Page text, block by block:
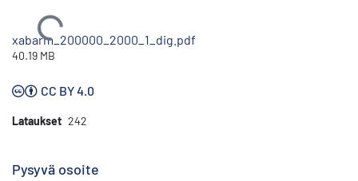
Ladataan...
xabarm_200000_2000_1_dig.pdf
40.19 MB
CC BY 4.0
Lataukset 242
Pysyvä osoite